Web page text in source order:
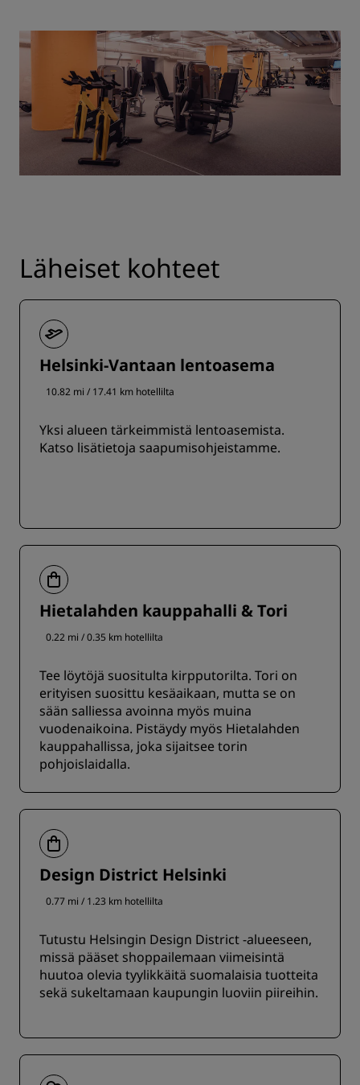
Läheiset kohteet
Helsinki-Vantaan lentoasema
10.82 mi / 17.41 km hotellilta
Yksi alueen tärkeimmistä lentoasemista.
Katso lisätietoja saapumisohjeistamme.
Hietalahden kauppahalli & Tori
0.22 mi / 0.35 km hotellilta
Tee löytöjä suositulta kirpputorilta. Tori on
erityisen suosittu kesäaikaan, mutta se on
sään salliessa avoinna myös muina
vuodenaikoina. Pistäydy myös Hietalahden
kauppahallissa, joka sijaitsee torin
pohjoislaidalla.
Design District Helsinki
0.77 mi / 1.23 km hotellilta
Tutustu Helsingin Design District -alueeseen,
missä pääset shoppailemaan viimeisintä
huutoa olevia tyylikkäitä suomalaisia tuotteita
sekä sukeltamaan kaupungin luoviin piireihin.